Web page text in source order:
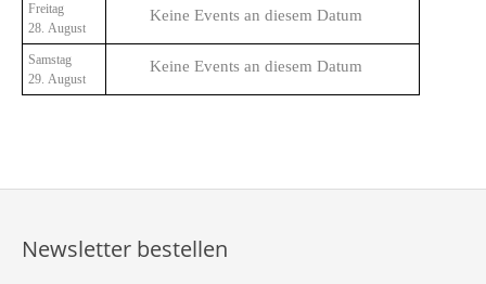
Freitag
28. August
Keine Events an diesem Datum
Samstag
29. August
Keine Events an diesem Datum
Newsletter bestellen